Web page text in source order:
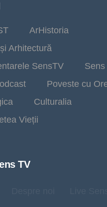
ArHistoria
Arhitectură
SensTV
Sens
Poveste cu
Culturalia
Vieții
TV